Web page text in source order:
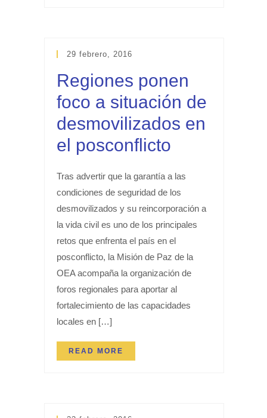
29 febrero, 2016
Regiones ponen
foco a situación de
desmovilizados en
el posconflicto
Tras advertir que la garantía a las
condiciones de seguridad de los
desmovilizados y su reincorporación a
la vida civil es uno de los principales
retos que enfrenta el país en el
posconflicto, la Misión de Paz de la
OEA acompaña la organización de
foros regionales para aportar al
fortalecimiento de las capacidades
locales en […]
READ MORE